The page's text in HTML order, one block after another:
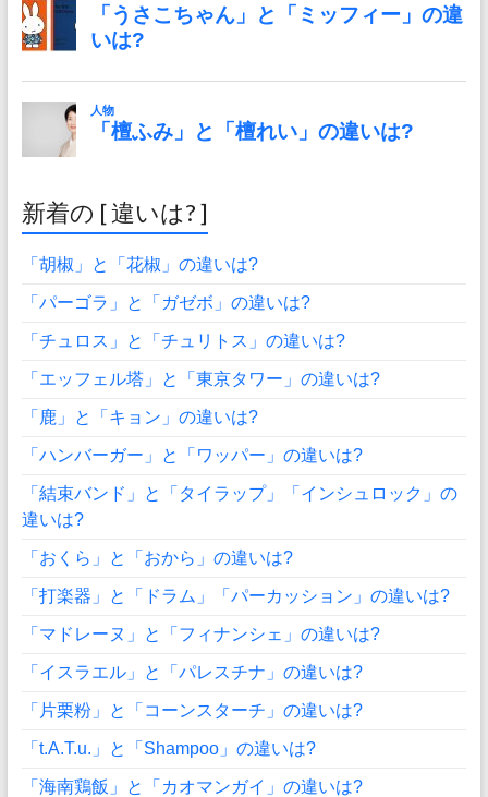
新着の [ 違いは? ]
「胡椒」と「花椒」の違いは?
「パーゴラ」と「ガゼボ」の違いは?
「チュロス」と「チュリトス」の違いは?
「エッフェル塔」と「東京タワー」の違いは?
「鹿」と「キョン」の違いは?
「ハンバーガー」と「ワッパー」の違いは?
「結束バンド」と「タイラップ」「インシュロック」の
違いは?
「おくら」と「おから」の違いは?
「打楽器」と「ドラム」「パーカッション」の違いは?
「マドレーヌ」と「フィナンシェ」の違いは?
「イスラエル」と「パレスチナ」の違いは?
「片栗粉」と「コーンスターチ」の違いは?
「t.A.T.u.」と「Shampoo」の違いは?
「海南鶏飯」と「カオマンガイ」の違いは?